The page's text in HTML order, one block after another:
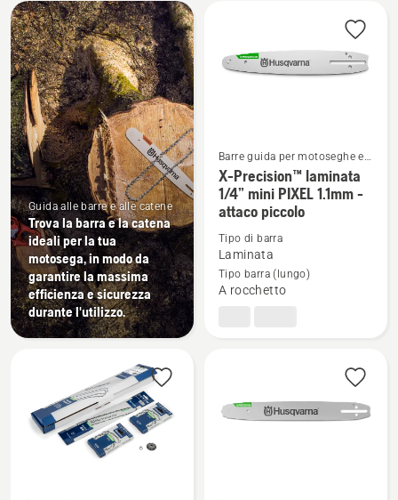
Tutti
i
prodotti
Guida alle barre e alle catene
Trova la barra e la catena
ideali per la tua
motosega, in modo da
garantire la massima
efficienza e sicurezza
durante l'utilizzo.
Vedi
maggiori
dettagli
Precision™
Barre guida per motoseghe e
potatori ad asta
X-Precision™ laminata
1/4” mini PIXEL 1.1mm -
attaco piccolo
Tipo di barra
Laminata
Tipo barra (lungo)
A rocchetto